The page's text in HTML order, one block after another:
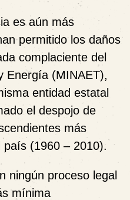
es aún más
permitido los daños
complaciente del
Energía (MINAET),
entidad estatal
el despojo de
más
(1960 – 2010).
ningún proceso legal
mínima